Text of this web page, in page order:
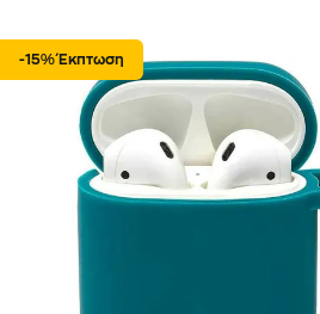
-15% Έκπτωση